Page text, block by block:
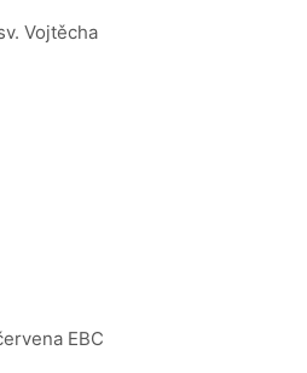
Vojtěcha
EBC